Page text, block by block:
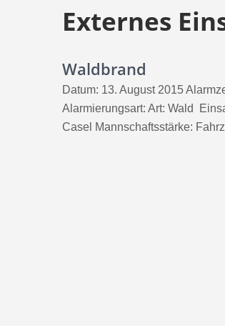
Externes
Waldbrand
Datum: 13. August 2015
Alarmierungsart: Art: Wald
Casel Mannschaftsstärke: